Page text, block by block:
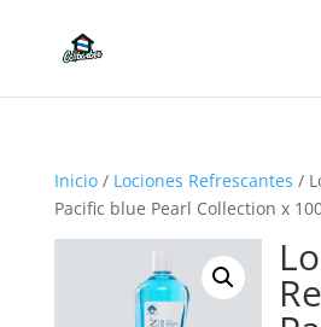
Inicio/ Lociones Refrescantes /
Pacific blue Pearl Collection x